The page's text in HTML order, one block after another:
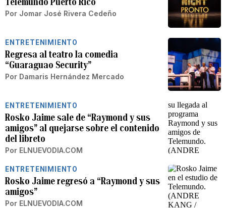
Por Jomar José Rivera Cedeño
ENTRETENIMIENTO
Regresa al teatro la comedia
“Guaraguao Security”
Por Damaris Hernández Mercado
ENTRETENIMIENTO
Rosko Jaime sale de “Raymond y sus
amigos” al quejarse sobre el contenido
del libreto
Por ELNUEVODIA.COM
ENTRETENIMIENTO
Rosko Jaime regresó a “Raymond y sus
amigos”
Por ELNUEVODIA.COM